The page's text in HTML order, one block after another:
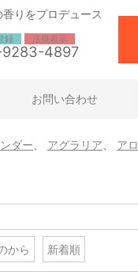
りをプロデュース
録 法規表示
4897
お問い合わせ
ダー アグラリア ア
から 新着順